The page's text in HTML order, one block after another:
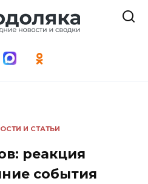
И СТАТЬИ
реакция
события